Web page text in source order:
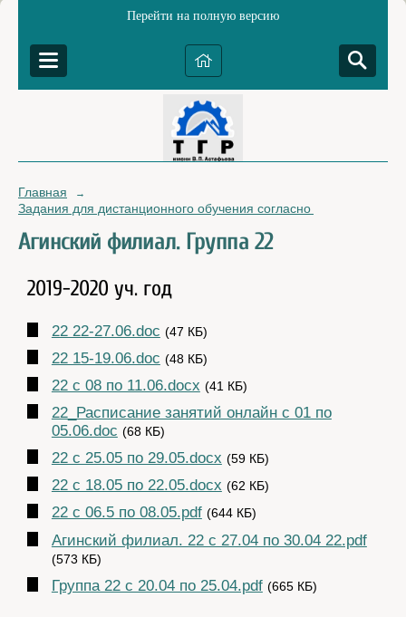
Перейти на полную версию
Главная →
Задания для дистанционного обучения согласно расписанию
Агинский филиал. Группа 22
2019-2020 уч. год
22 22-27.06.doc (47 КБ)
22 15-19.06.doc (48 КБ)
22 с 08 по 11.06.docx (41 КБ)
22_Расписание занятий онлайн с 01 по
05.06.doc (68 КБ)
22 с 25.05 по 29.05.docx (59 КБ)
22 с 18.05 по 22.05.docx (62 КБ)
22 с 06.5 по 08.05.pdf (644 КБ)
Агинский филиал. 22 с 27.04 по 30.04 22.pdf
(573 КБ)
Группа 22 с 20.04 по 25.04.pdf (665 КБ)